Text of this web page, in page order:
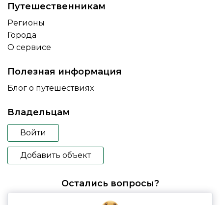
Путешественникам
Регионы
Города
О сервисе
Полезная информация
Блог о путешествиях
Владельцам
Войти
Добавить объект
Остались вопросы?